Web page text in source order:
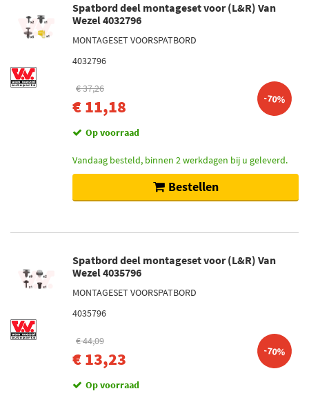
Spatbord deel montageset voor (L&R) Van
Wezel 4032796
MONTAGESET VOORSPATBORD
4032796
€ 37,26
€ 11,18 -70%
Op voorraad
Vandaag besteld, binnen 2 werkdagen bij u geleverd.
Bestellen
Spatbord deel montageset voor (L&R) Van
Wezel 4035796
MONTAGESET VOORSPATBORD
4035796
€ 44,09
€ 13,23 -70%
Op voorraad